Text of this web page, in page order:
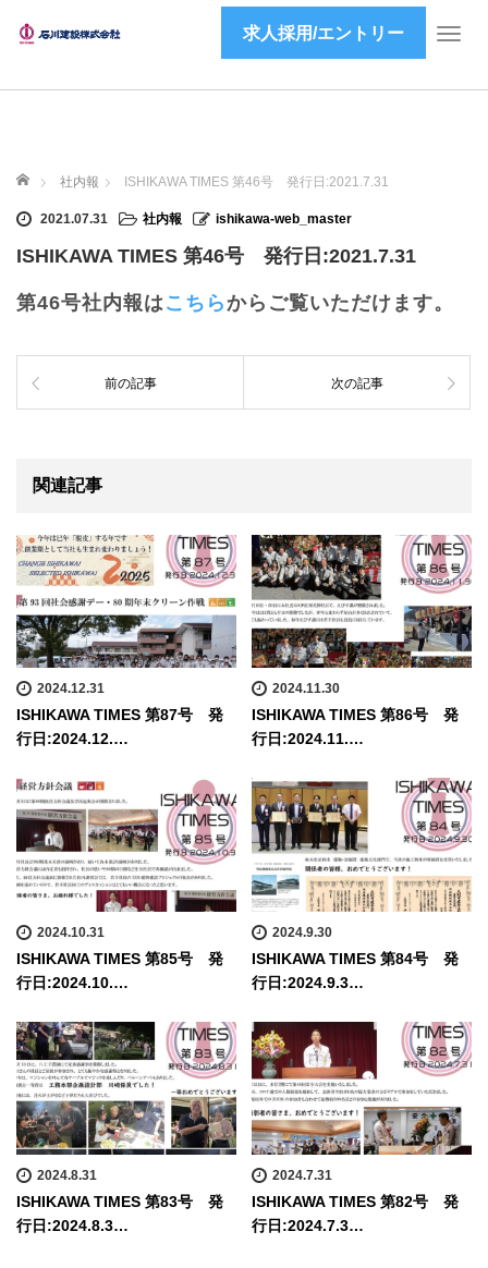
T
n
求人採用/エントリー
ホーム 社内報 ISHIKAWA TIMES 第46号 発行日:2021.7.31
2021.07.31 社内報 ishikawa-web_master
ISHIKAWA TIMES 第46号 発行日:2021.7.31
第46号社内報はこちらからご覧いただけます。
前の記事 次の記事
関連記事
2024.12.31
ISHIKAWA TIMES 第87号 発
行日:2024.12.…
2024.11.30
ISHIKAWA TIMES 第86号 発
行日:2024.11.…
2024.10.31
ISHIKAWA TIMES 第85号 発
行日:2024.10.…
2024.9.30
ISHIKAWA TIMES 第84号 発
行日:2024.9.3…
2024.8.31
ISHIKAWA TIMES 第83号 発
行日:2024.8.3…
2024.7.31
ISHIKAWA TIMES 第82号 発
行日:2024.7.3…